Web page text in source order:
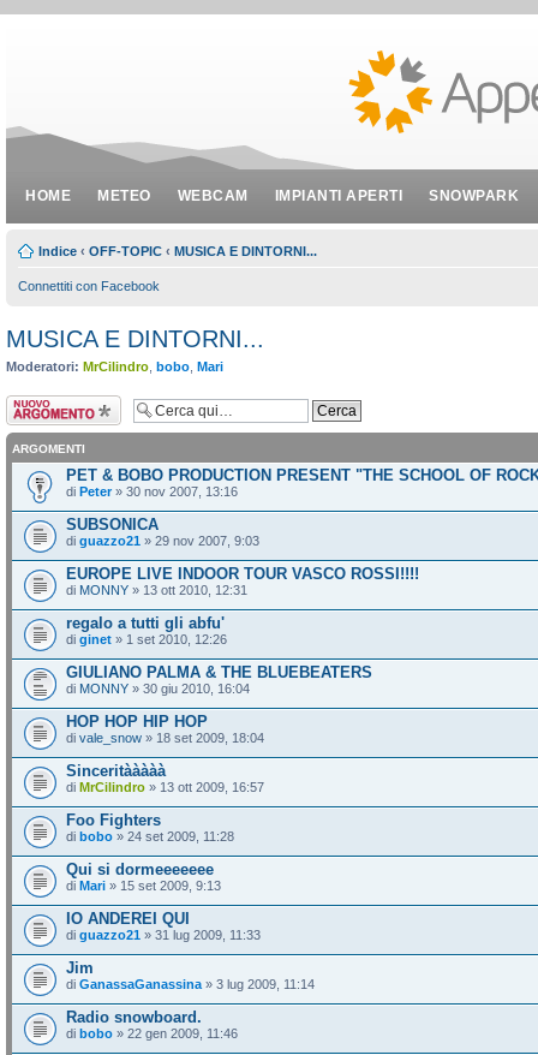
HOME METEO WEBCAM IMPIANTI APERTI SNOWPARK
Indice ‹ OFF-TOPIC ‹ MUSICA E DINTORNI...
Connettiti con Facebook
MUSICA E DINTORNI...
Moderatori: MrCilindro bobo Mari
Scrivi un nuovo
argomento
ARGOMENTI
PET & BOBO PRODUCTION PRESENT "THE SCHOOL OF
di Peter» 30 nov 2007, 13:16
SUBSONICA
di guazzo21 » 29 nov 2007, 9:03
EUROPE LIVE INDOOR TOUR VASCO ROSSI!!!!
di MONNY » 13 ott 2010, 12:31
regalo a tutti gli abfu'
di ginet » 1 set 2010, 12:26
GIULIANO PALMA & THE BLUEBEATERS
di MONNY » 30 giu 2010, 16:04
HOP HOP HIP HOP
di vale_snow » 18 set 2009, 18:04
Sinceritààààà
di MrCilindro » 13 ott 2009, 16:57
Foo Fighters
di bobo » 24 set 2009, 11:28
Qui si dormeeeeeee
di Mari » 15 set 2009, 9:13
IO ANDEREI QUI
di guazzo21 » 31 lug 2009, 11:33
Jim
di GanassaGanassina » 3 lug 2009, 11:14
Radio snowboard.
di bobo » 22 gen 2009, 11:46